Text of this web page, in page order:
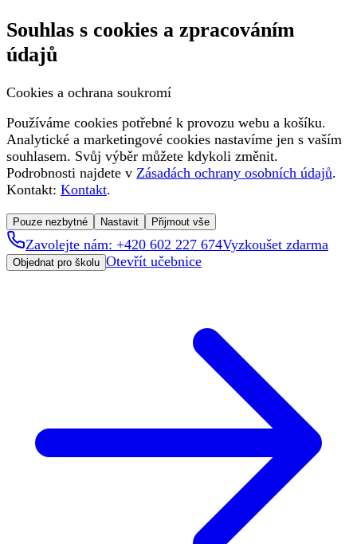
Souhlas s cookies a zpracováním
údajů
Cookies a ochrana soukromí
Používáme cookies potřebné k provozu webu a košíku.
Analytické a marketingové cookies nastavíme jen s vaším
souhlasem. Svůj výběr můžete kdykoli změnit.
Podrobnosti najdete v Zásadách ochrany osobních údajů.
Kontakt: Kontakt.
Pouze nezbytné Nastavit Přijmout vše
Zavolejte nám: +420 602 227 674Vyzkoušet zdarma
Objednat pro školu Otevřít učebnice